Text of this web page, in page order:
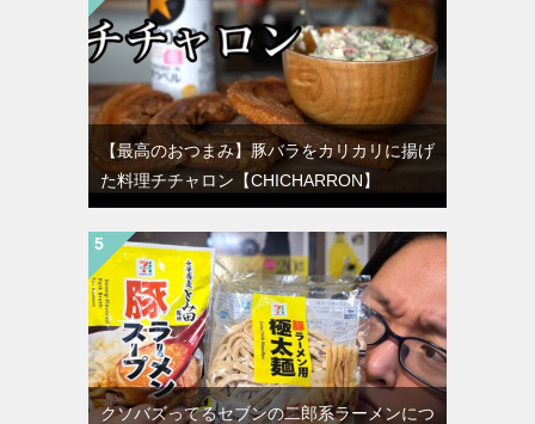
【最高のおつまみ】豚バラをカリカリに揚げ
た料理チチャロン【CHICHARRON】
クソバズってるセブンの二郎系ラーメンにつ